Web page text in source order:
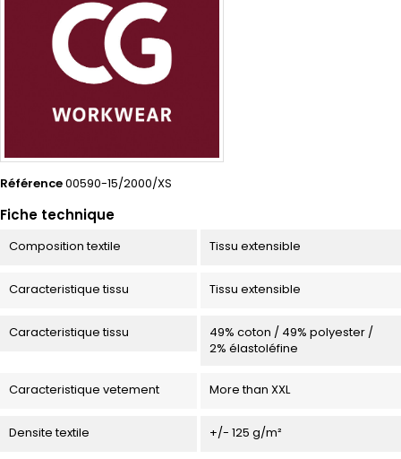
Référence00590-15/2000/XS
Fiche technique
Composition textile Tissu extensible
Caracteristique tissu Tissu extensible
Caracteristique tissu
49% coton / 49% polyester /
2% élastoléfine
Caracteristique vetement More than XXL
Densite textile +/- 125 g/m²